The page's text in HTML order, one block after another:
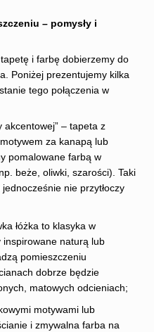
– pomysły i
i farbę dobierzemy do
Poniżej prezentujemy kilka
tego połączenia w
akcentowej” – tapeta z
za kanapą lub
pomalowane farbą w
beże, oliwki, szarości). Taki
nie przytłoczy
łóżka to klasyka w
inspirowane naturą lub
pomieszczeniu
dobrze będzie
matowych odcieniach;
motywami lub
i zmywalna farba na